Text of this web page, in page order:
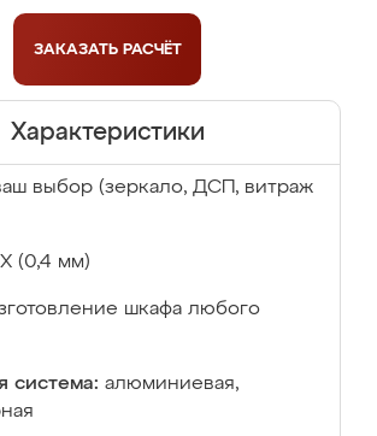
ЗАКАЗАТЬ РАСЧЁТ
Характеристики
выбор (зеркало, ДСП, витраж
(0,4 мм)
шкафа любого
система: алюминиевая,